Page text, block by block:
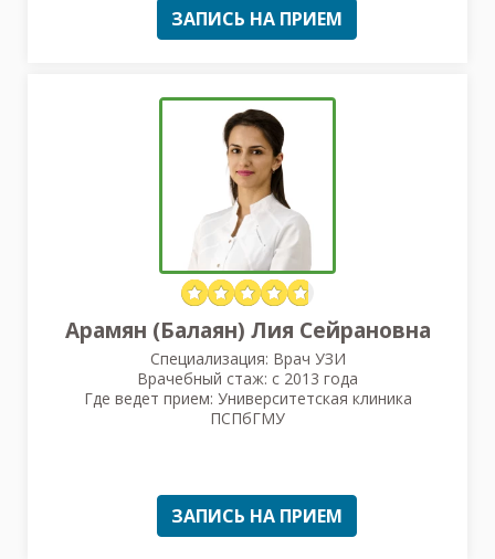
ЗАПИСЬ НА ПРИЕМ
Арамян (Балаян) Лия Сейрановна
Специализация: Врач УЗИ
Врачебный стаж: с 2013 года
Где ведет прием: Университетская клиника
ПСПбГМУ
ЗАПИСЬ НА ПРИЕМ